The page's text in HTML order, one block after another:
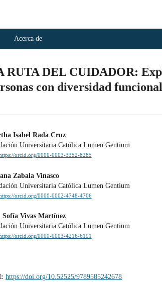
Acerca de
RUTA DEL CUIDADOR:
con diversidad
Isabel Rada Cruz
Universitaria Católica Lumen Gentium
orcid.org/0000-0003-3352-8285
Zabala Vinasco
Universitaria Católica Lumen Gentium
orcid.org/0000-0002-4748-4706
Sofía Vivas Martínez
Universitaria Católica Lumen Gentium
orcid.org/0000-0003-4216-6191
https://doi.org/10.52525/9789585242678